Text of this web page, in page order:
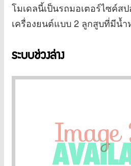
โมเดลนี้เป็นรถมอเตอร์ไซค์ส
เครื่องยนต์แบบ 2 ลูกสูบที่มีน้ำ
ระบบช่วงล่าง